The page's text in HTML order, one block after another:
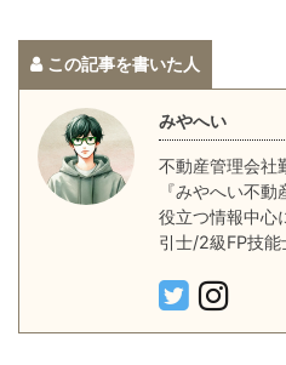
この記事を書いた人
みやへい
不動産管理会社
『みやへい不
役立つ情報中心
引士/2級FP技